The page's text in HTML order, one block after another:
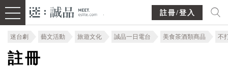
註冊/登入
迷台劇 藝文活動 旅遊文化 誠品一日電台 美食茶酒類商品 不
註冊